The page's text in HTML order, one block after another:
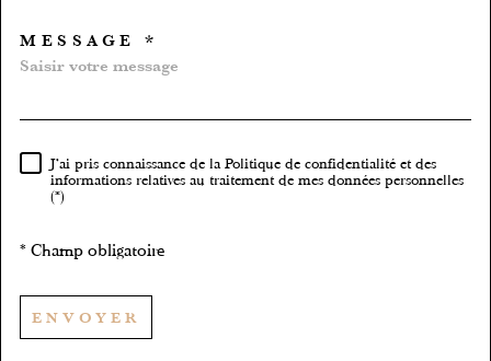
MESSAGE *
RÈGLEMENTATION
J'ai pris connaissance de la Politique de confidentialité et des
informations relatives au traitement de mes données personnelles
(*)
* Champ obligatoire
ENVOYER